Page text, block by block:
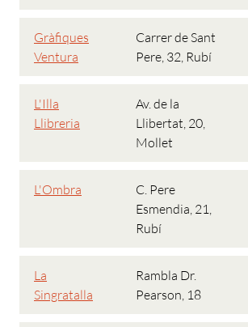
Gràfiques
Ventura
Carrer de Sant
Pere, 32, Rubí
L'Illa
Llibreria
Av. de la
Llibertat, 20,
Mollet
L'Ombra
C. Pere
Esmendia, 21,
Rubí
La
Singratalla
Rambla Dr.
Pearson, 18